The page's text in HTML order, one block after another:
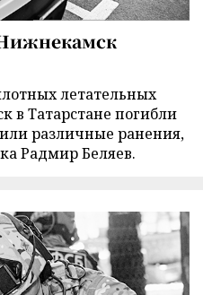
летательных
в Татарстане погибли
различные ранения,
Радмир Беляев.